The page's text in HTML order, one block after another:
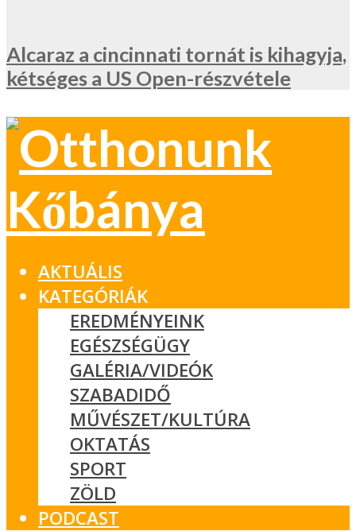
Alcaraz a cincinnati tornát is kihagyja,
kétséges a US Open-részvétele
AKTUÁLIS
KATEGÓRIÁK
EREDMÉNYEINK
EGÉSZSÉGÜGY
GALÉRIA/VIDEÓK
SZABADIDŐ
MŰVÉSZET/KULTÚRA
OKTATÁS
SPORT
ZÖLD
PODCAST